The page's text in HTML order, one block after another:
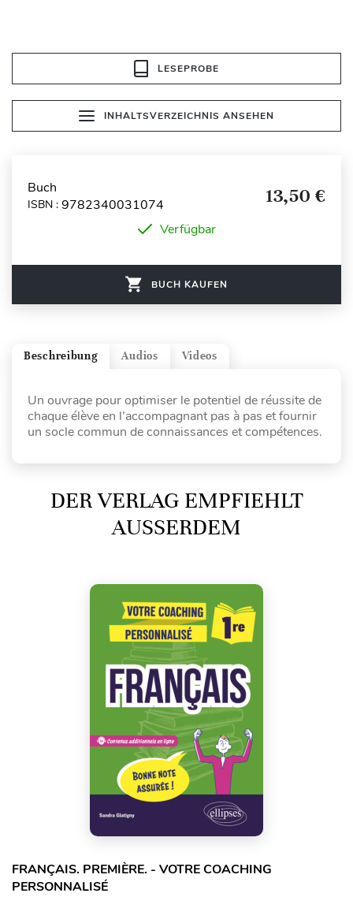
LESEPROBE
INHALTSVERZEICHNIS ANSEHEN
Buch
ISBN : 9782340031074 13,50 €
Verfügbar
BUCH KAUFEN
Videos
Audios
Beschreibung
Un ouvrage pour optimiser le potentiel de réussite de
chaque élève en l’accompagnant pas à pas et fournir
un socle commun de connaissances et compétences.
DER VERLAG EMPFIEHLT
AUSSERDEM
FRANÇAIS. PREMIÈRE. - VOTRE COACHING
PERSONNALISÉ